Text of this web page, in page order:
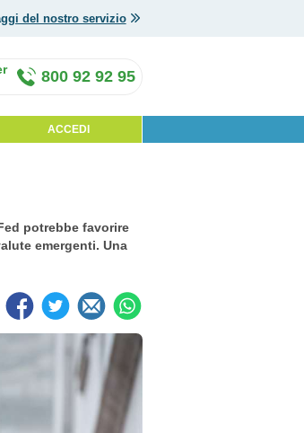
del nostro servizio
ACCEDI
800 92 92 95
potrebbe favorire
emergenti. Una